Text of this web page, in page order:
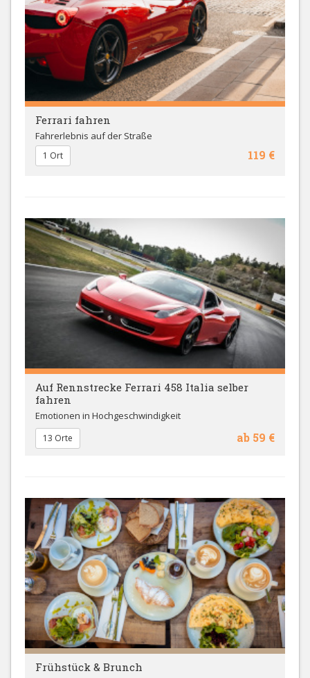
Ferrari fahren
Fahrerlebnis auf der Straße
119 €
1 Ort
Auf Rennstrecke Ferrari 458 Italia selber
fahren
Emotionen in Hochgeschwindigkeit
ab 59 €
13 Orte
Frühstück & Brunch